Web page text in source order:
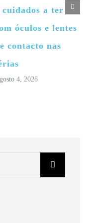
cuidados a ter
óculos e lentes
contacto nas
4, 2026